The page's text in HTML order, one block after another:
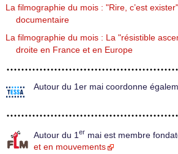
La filmographie du mois : "Rire, c’est
documentaire
La filmographie du mois : La "résistible
droite en France et en Europe
Autour du 1er mai coordonne
Autour du 1 er mai est membre
et en mouvements